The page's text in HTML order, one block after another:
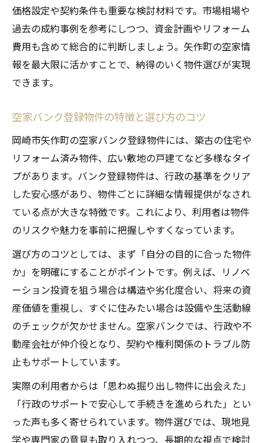
空家活用が地域活性化にもたらす効果とは
空家問題解決へ行政と市民の役割を考える
矢作町で空家を選ぶ際の注意点と成功に導くコ
ツ
イント
矢作町の空家購入後に注意したい法律と手
続き
空家バンク利用時のトラブル回避術を身に
つける
失敗しない空家選びのための現地見学のポ
イント
空家バンク活用時の相談窓口とサポート体
制紹介
価格設定や契約条件も重要な検討材料です。市場相場や
過去の成約事例を参考にしつつ、資金計画やリフォーム
費用も含めて総合的に判断しましょう。矢作町の空家情
報を最大限に活かすことで、納得のいく物件選びが実現
できます。
空家バンク登録物件の特徴と選び方のコツ
岡崎市矢作町の空家バンク登録物件には、築古の住宅や
リフォーム済み物件、広い敷地の戸建てなど多様なタイ
プがあります。バンク登録物件は、行政の基準をクリア
した安心感があり、物件ごとに詳細な情報提供がなされ
ている点が大きな特徴です。これにより、利用者は物件
のリスクや魅力を事前に把握しやすくなっています。
選び方のコツとしては、まず「自分の目的に合った物件
か」を明確にすることがポイントです。例えば、リノベ
ーション投資を狙う場合は構造や劣化度合い、将来の資
産価値を重視し、すぐに住みたい場合は設備や生活動線
のチェックが欠かせません。空家バンクでは、行政や不
動産会社が仲介役となり、契約や権利関係のトラブル防
止もサポートしています。
実際の利用者からは「思わぬ掘り出し物件に出会えた」
「行政のサポートで安心して手続きを進められた」とい
った声も多く寄せられています。物件選びでは、現地見
学や専門家の意見も取り入れつつ、長期的な視点で検討